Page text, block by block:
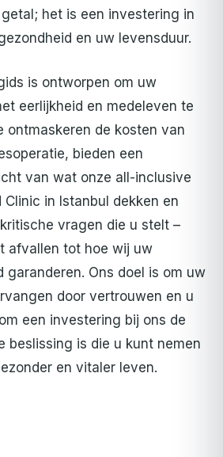
het is een investering in
en uw levensduur.
is ontworpen om uw
eerlijkheid en medeleven te
ontmaskeren de kosten van
bieden een
van wat onze all-inclusive
in Istanbul dekken en
vragen die u stelt –
afvallen tot hoe wij uw
garanderen. Ons doel is om uw
door vertrouwen en u
een investering bij ons de
beslissing is die u kunt nemen
en vitaler leven.